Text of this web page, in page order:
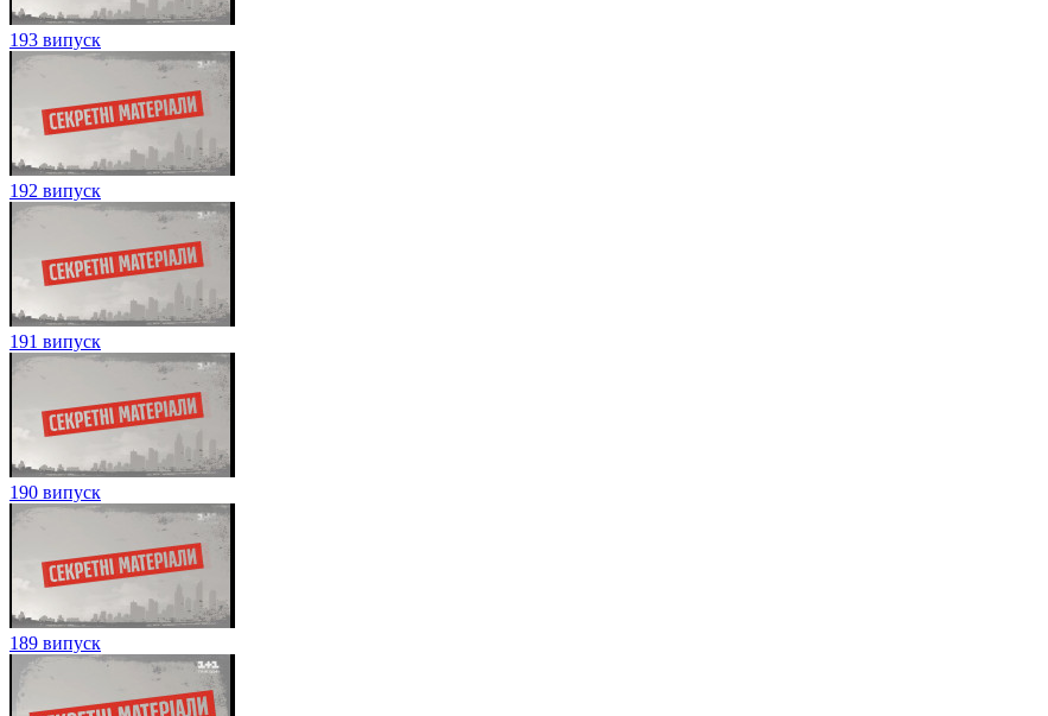
193 випуск
192 випуск
191 випуск
190 випуск
189 випуск